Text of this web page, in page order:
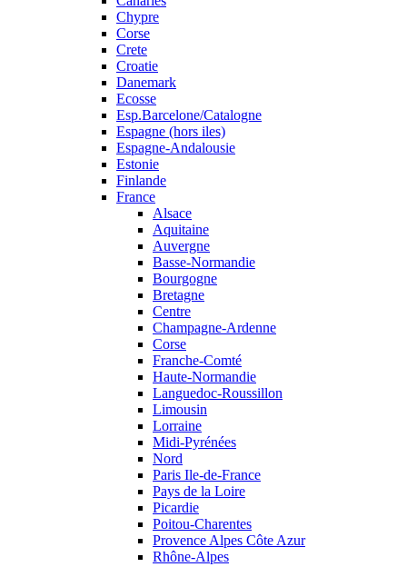
Chypre
Corse
Crete
Croatie
Danemark
Ecosse
Esp.Barcelone/Catalogne
Espagne (hors iles)
Espagne-Andalousie
Estonie
Finlande
France
Alsace
Aquitaine
Auvergne
Basse-Normandie
Bourgogne
Bretagne
Centre
Champagne-Ardenne
Corse
Franche-Comté
Haute-Normandie
Languedoc-Roussillon
Limousin
Lorraine
Midi-Pyrénées
Nord
Paris Ile-de-France
Pays de la Loire
Picardie
Poitou-Charentes
Provence Alpes Côte Azur
Rhône-Alpes